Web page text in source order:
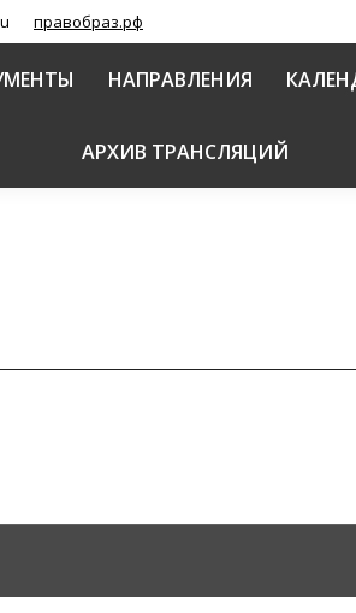
правобраз.рф
НАПРАВЛЕНИЯ
АРХИВ ТРАНСЛЯЦИЙ